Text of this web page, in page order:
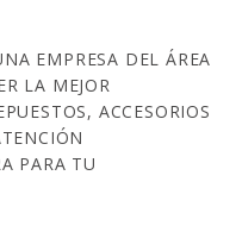
EMPRESA DEL ÁREA
LA MEJOR
ACCESORIOS
PARA TU